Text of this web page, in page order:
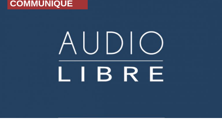
COMMUNIQUÉ